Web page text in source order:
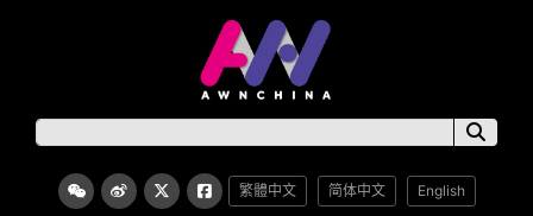
繁體中文 简体中文 English